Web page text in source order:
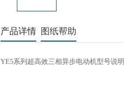
产品详情 图纸帮助
YE5系列超高效三相异步电动机型号说明